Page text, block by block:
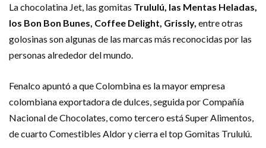
La chocolatina Jet, las gomitas Trululú, las Mentas Heladas,
los Bon Bon Bunes, Coffee Delight, Grissly, entre otras
golosinas son algunas de las marcas más reconocidas por las
personas alrededor del mundo.
Fenalco apuntó a que Colombina es la mayor empresa
colombiana exportadora de dulces, seguida por Compañía
Nacional de Chocolates, como tercero está Super Alimentos,
de cuarto Comestibles Aldor y cierra el top Gomitas Trululú.